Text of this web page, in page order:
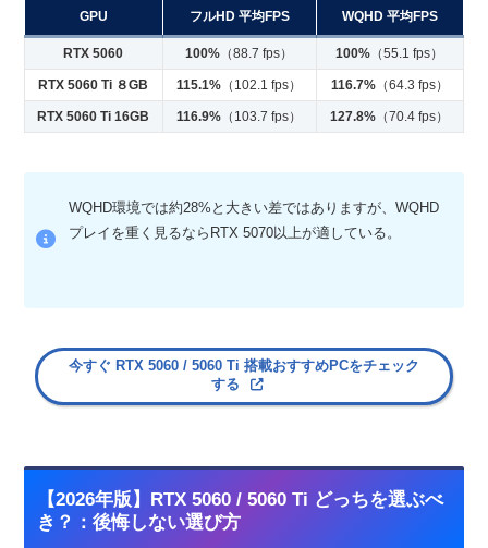
GPU フルHD 平均FPS WQHD 平均FPS
RTX 5060 100% （88.7 fps） 100% （55.1 fps）
RTX 5060 Ti ８GB 115.1% （102.1 fps） 116.7%（64.3 fps）
RTX 5060 Ti 16GB 116.9% （103.7 fps） 127.8% （70.4 fps）
WQHD環境では約28%と大きい差ではありますが、WQHD
プレイを重く見るならRTX 5070以上が適している。
今すぐ RTX 5060 / 5060 Ti 搭載おすすめPCをチェック
する
【2026年版】RTX 5060 / 5060 Ti どっちを選ぶべ
き？：後悔しない選び方